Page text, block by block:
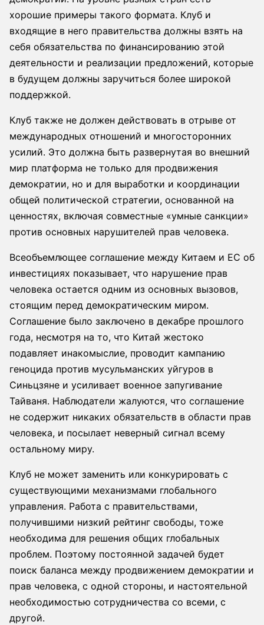
хорошие примеры такого формата. Клуб и
входящие в него правительства должны взять на
себя обязательства по финансированию этой
деятельности и реализации предложений, которые
в будущем должны заручиться более широкой
поддержкой.
Клуб также не должен действовать в отрыве от
международных отношений и многосторонних
усилий. Это должна быть развернутая во внешний
мир платформа не только для продвижения
демократии, но и для выработки и координации
общей политической стратегии, основанной на
ценностях, включая совместные «умные санкции»
против основных нарушителей прав человека.
Всеобъемлющее соглашение между Китаем и ЕС об
инвестициях показывает, что нарушение прав
человека остается одним из основных вызовов,
стоящим перед демократическим миром.
Соглашение было заключено в декабре прошлого
года, несмотря на то, что Китай жестоко
подавляет инакомыслие, проводит кампанию
геноцида против мусульманских уйгуров в
Синьцзяне и усиливает военное запугивание
Тайваня. Наблюдатели жалуются, что соглашение
не содержит никаких обязательств в области прав
человека, и посылает неверный сигнал всему
остальному миру.
Клуб не может заменить или конкурировать с
существующими механизмами глобального
управления. Работа с правительствами,
получившими низкий рейтинг свободы, тоже
необходима для решения общих глобальных
проблем. Поэтому постоянной задачей будет
поиск баланса между продвижением демократии и
прав человека, с одной стороны, и настоятельной
необходимостью сотрудничества со всеми, с
другой.